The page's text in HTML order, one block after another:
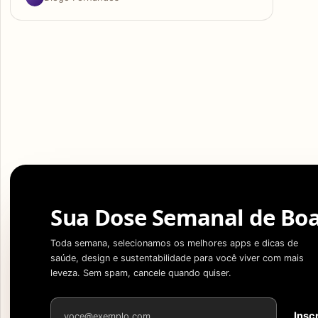
Sua Dose Semanal de
Toda semana, selecionamos os melhores apps e dicas de
saúde, design e sustentabilidade para você viver com mais
leveza. Sem spam, cancele quando quiser.
Endereço de e-mail